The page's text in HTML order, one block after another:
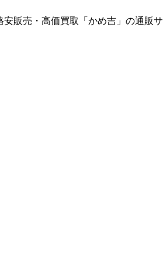
販売・高価買取「かめ吉」の通販